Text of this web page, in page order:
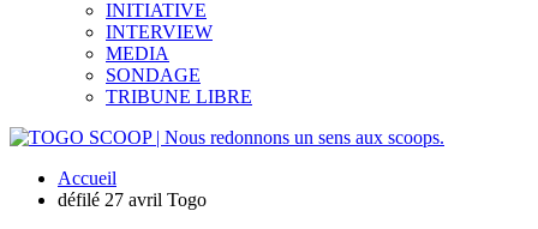
INITIATIVE
INTERVIEW
MEDIA
SONDAGE
TRIBUNE LIBRE
Accueil
défilé 27 avril Togo